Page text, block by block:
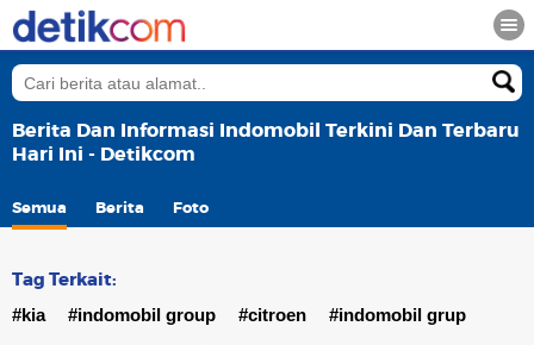
Berita Dan Informasi Indomobil Terkini Dan Terbaru
Hari Ini - Detikcom
Semua Berita Foto
Tag Terkait:
#kia #indomobil group #citroen
#indomobil grup